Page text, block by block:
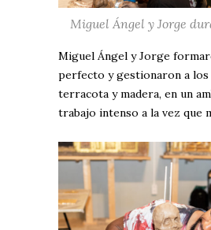
Miguel Ángel y Jorge
Miguel Ángel y Jorge
perfecto y gestionaron a
terracota y madera, en un
trabajo intenso a la vez que